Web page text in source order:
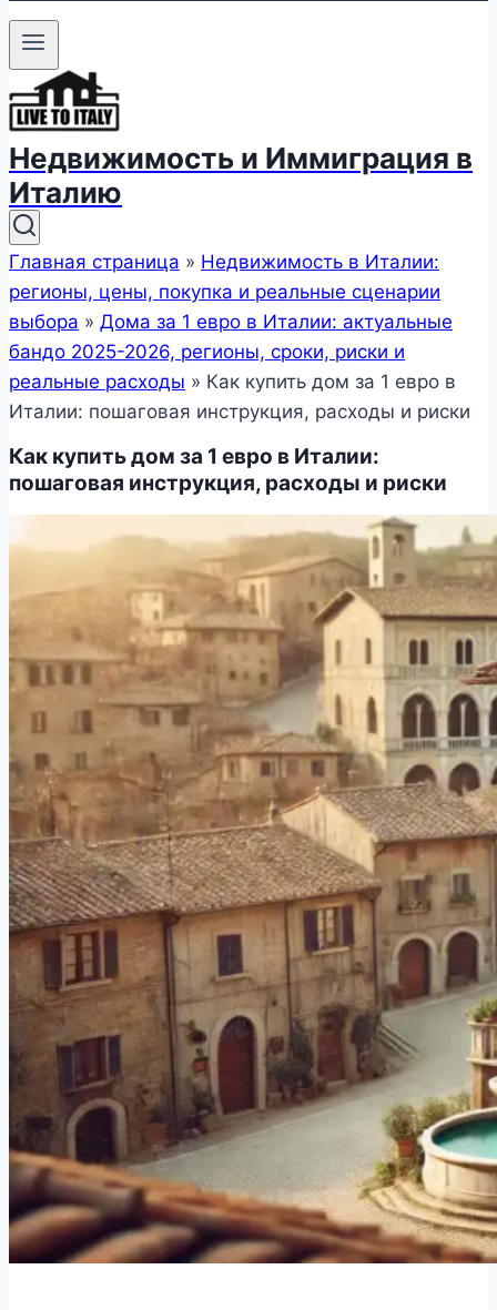
Недвижимость и Иммиграция в
Италию
Главная страница » Недвижимость в Италии:
регионы, цены, покупка и реальные сценарии
выбора » Дома за 1 евро в Италии: актуальные
бандо 2025-2026, регионы, сроки, риски и
реальные расходы » Как купить дом за 1 евро в
Италии: пошаговая инструкция, расходы и риски
Как купить дом за 1 евро в Италии:
пошаговая инструкция, расходы и риски